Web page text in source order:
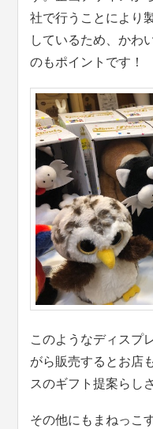
社で行うことにより
しているため、かわ
のもポイントです！
このようなディスプ
がら販売するとお店
スのギフト提案らし
その他にもまねっこ